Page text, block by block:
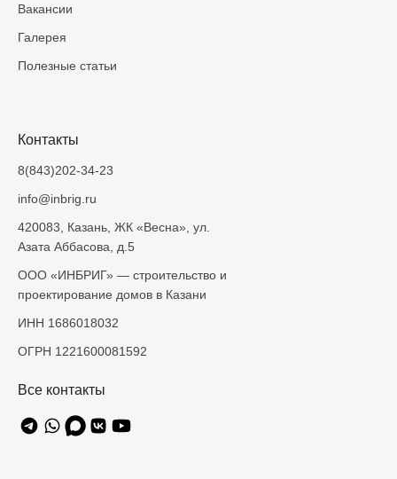
Вакансии
Галерея
Полезные статьи
Контакты
8(843)202-34-23
info@inbrig.ru
420083, Казань, ЖК «Весна», ул.
Азата Аббасова, д.5
ООО «ИНБРИГ» — строительство и
проектирование домов в Казани
ИНН 1686018032
ОГРН 1221600081592
Все контакты